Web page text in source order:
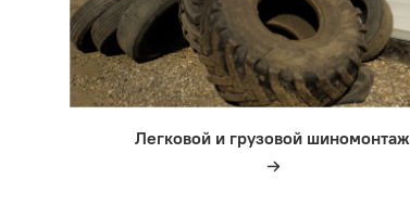
Легковой и грузовой шиномонтаж